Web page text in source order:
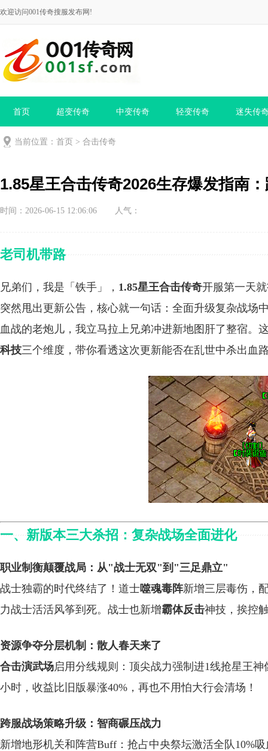
欢迎访问001传奇搜服发布网!
首页 超变传奇 中变传奇 轻变传奇 迷失传
当前位置： 首页 > 合击传奇
1.85星王合击传奇2026生存爆发指南
时间：2026-06-15 12:06:06 人气：
老司机带路
兄弟们，我是「铁手」， 1.85星王合击传奇开服第一天
突然甩出更新公告，核心就一句话：全面升级复杂战场
血战的老炮儿，我立马拉上兄弟冲进新地图肝了整宿。
科技三个维度，带你看透这次更新能否在乱世中杀出血
一、新版本三大杀招：复杂战场全面进化
职业制衡颠覆战局：从"战士无双"到"三足鼎立"
战士独霸的时代终结了！道士噬魂毒阵新增三层毒伤，
力战士活活风筝到死。战士也新增霸体反击神技，挨控
资源争夺分层机制：散人春天来了
合击演武场启用分线规则：顶尖战力强制进1线抢星王
小时，收益比旧版暴涨40%，再也不用怕大行会清场！
跨服战场策略升级：智商碾压战力
新增地形机关和阵营Buff：抢占中央祭坛激活全队10%